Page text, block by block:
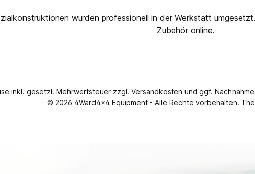
wurden professionell in der Werkstatt
Zubehör online.
inkl. gesetzl. Mehrwertsteuer zzgl. Versandkosten und ggf.
© 2026 4Ward4x4 Equipment - Alle Rechte vorbehalten.